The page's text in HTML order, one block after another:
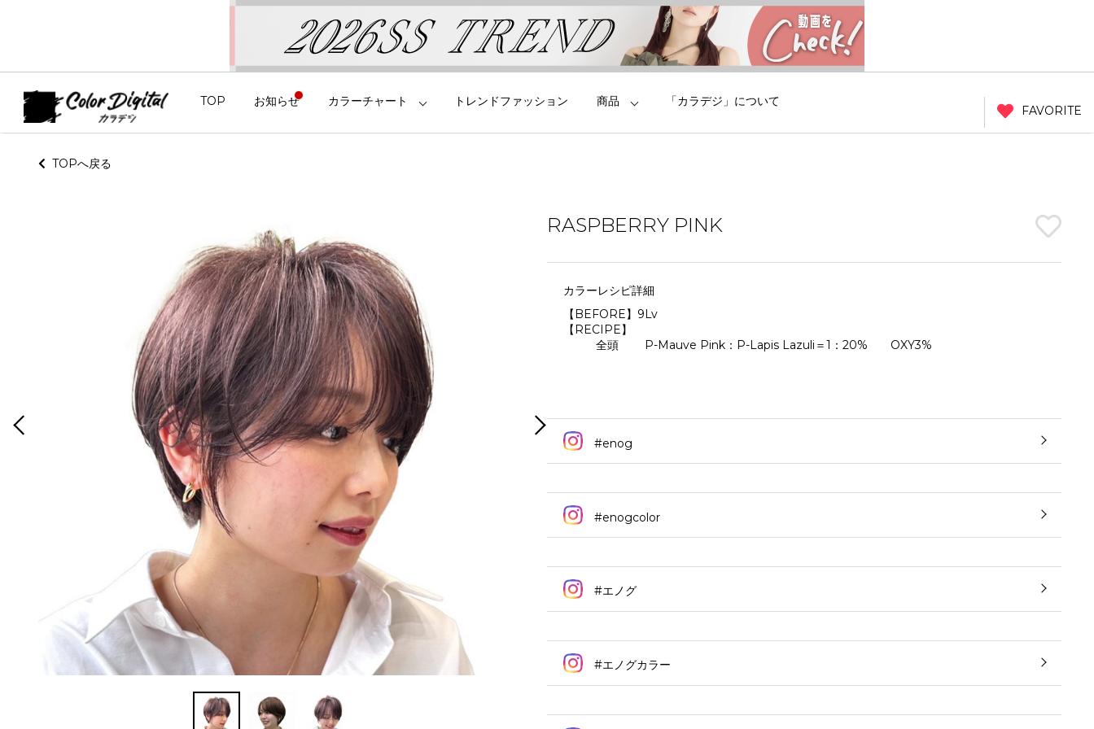
TOP お知らせ カラーチャート トレンドファッション 商品 「カラデジ」について
FAVORITE
TOPへ戻る
RASPBERRY PINK
カラーレシピ詳細
【BEFORE】9Lv
【RECIPE】
全頭 P-Mauve Pink：P-Lapis Lazuli＝1：20% OXY3%
#enog
#enogcolor
#エノグ
#エノグカラー